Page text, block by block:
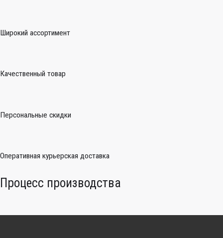
Широкий ассортимент
Качественный товар
Персональные скидки
Оперативная курьерская доставка
Процесс производства